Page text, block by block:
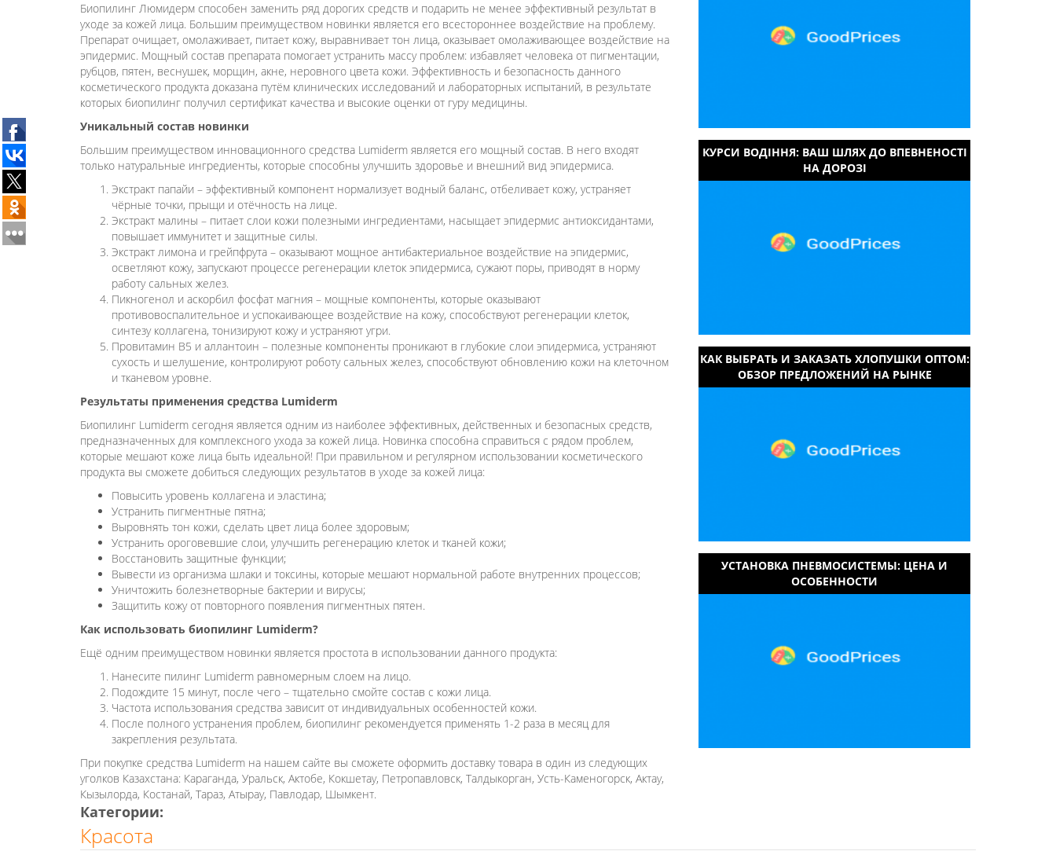
Биопилинг Люмидерм способен заменить ряд дорогих средств и подарить не менее эффективный результат в
уходе за кожей лица. Большим преимуществом новинки является его всестороннее воздействие на проблему.
Препарат очищает, омолаживает, питает кожу, выравнивает тон лица, оказывает омолаживающее воздействие на
эпидермис. Мощный состав препарата помогает устранить массу проблем: избавляет человека от пигментации,
рубцов, пятен, веснушек, морщин, акне, неровного цвета кожи. Эффективность и безопасность данного
косметического продукта доказана путём клинических исследований и лабораторных испытаний, в результате
которых биопилинг получил сертификат качества и высокие оценки от гуру медицины.
Уникальный состав новинки
Большим преимуществом инновационного средства Lumiderm является его мощный состав. В него входят
только натуральные ингредиенты, которые способны улучшить здоровье и внешний вид эпидермиса.
Экстракт папайи – эффективный компонент нормализует водный баланс, отбеливает кожу, устраняет
чёрные точки, прыщи и отёчность на лице.
Экстракт малины – питает слои кожи полезными ингредиентами, насыщает эпидермис антиоксидантами,
повышает иммунитет и защитные силы.
Экстракт лимона и грейпфрута – оказывают мощное антибактериальное воздействие на эпидермис,
осветляют кожу, запускают процессе регенерации клеток эпидермиса, сужают поры, приводят в норму
работу сальных желез.
Пикногенол и аскорбил фосфат магния – мощные компоненты, которые оказывают
противовоспалительное и успокаивающее воздействие на кожу, способствуют регенерации клеток,
синтезу коллагена, тонизируют кожу и устраняют угри.
Провитамин В5 и аллантоин – полезные компоненты проникают в глубокие слои эпидермиса, устраняют
сухость и шелушение, контролируют роботу сальных желез, способствуют обновлению кожи на клеточном
и тканевом уровне.
Результаты применения средства Lumiderm
Биопилинг Lumiderm сегодня является одним из наиболее эффективных, действенных и безопасных средств,
предназначенных для комплексного ухода за кожей лица. Новинка способна справиться с рядом проблем,
которые мешают коже лица быть идеальной! При правильном и регулярном использовании косметического
продукта вы сможете добиться следующих результатов в уходе за кожей лица:
Повысить уровень коллагена и эластина;
Устранить пигментные пятна;
Выровнять тон кожи, сделать цвет лица более здоровым;
Устранить ороговевшие слои, улучшить регенерацию клеток и тканей кожи;
Восстановить защитные функции;
Вывести из организма шлаки и токсины, которые мешают нормальной работе внутренних процессов;
Уничтожить болезнетворные бактерии и вирусы;
Защитить кожу от повторного появления пигментных пятен.
Как использовать биопилинг Lumiderm?
Ещё одним преимуществом новинки является простота в использовании данного продукта:
Нанесите пилинг Lumiderm равномерным слоем на лицо.
Подождите 15 минут, после чего – тщательно смойте состав с кожи лица.
Частота использования средства зависит от индивидуальных особенностей кожи.
После полного устранения проблем, биопилинг рекомендуется применять 1-2 раза в месяц для
закрепления результата.
При покупке средства Lumiderm на нашем сайте вы сможете оформить доставку товара в один из следующих
уголков Казахстана: Караганда, Уральск, Актобе, Кокшетау, Петропавловск, Талдыкорган, Усть-Каменогорск, Актау,
Кызылорда, Костанай, Тараз, Атырау, Павлодар, Шымкент.
Категории:
Красота
КУРСИ ВОДІННЯ: ВАШ ШЛЯХ ДО ВПЕВНЕНОСТІ
НА ДОРОЗІ
КАК ВЫБРАТЬ И ЗАКАЗАТЬ ХЛОПУШКИ ОПТОМ:
ОБЗОР ПРЕДЛОЖЕНИЙ НА РЫНКЕ
УСТАНОВКА ПНЕВМОСИСТЕМЫ: ЦЕНА И
ОСОБЕННОСТИ